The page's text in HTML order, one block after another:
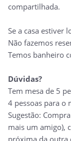
compartilhada.
Se a casa estiver
Não fazemos
Temos banheiro
Dúvidas?
Tem mesa de 5
4 pessoas para o
Sugestão:
mais um amigo),
próxima da outra